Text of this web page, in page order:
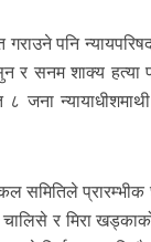
पनि
सनम शाक्य हत्या
८ जना
समितिले प्रारम्भीक
र मिरा